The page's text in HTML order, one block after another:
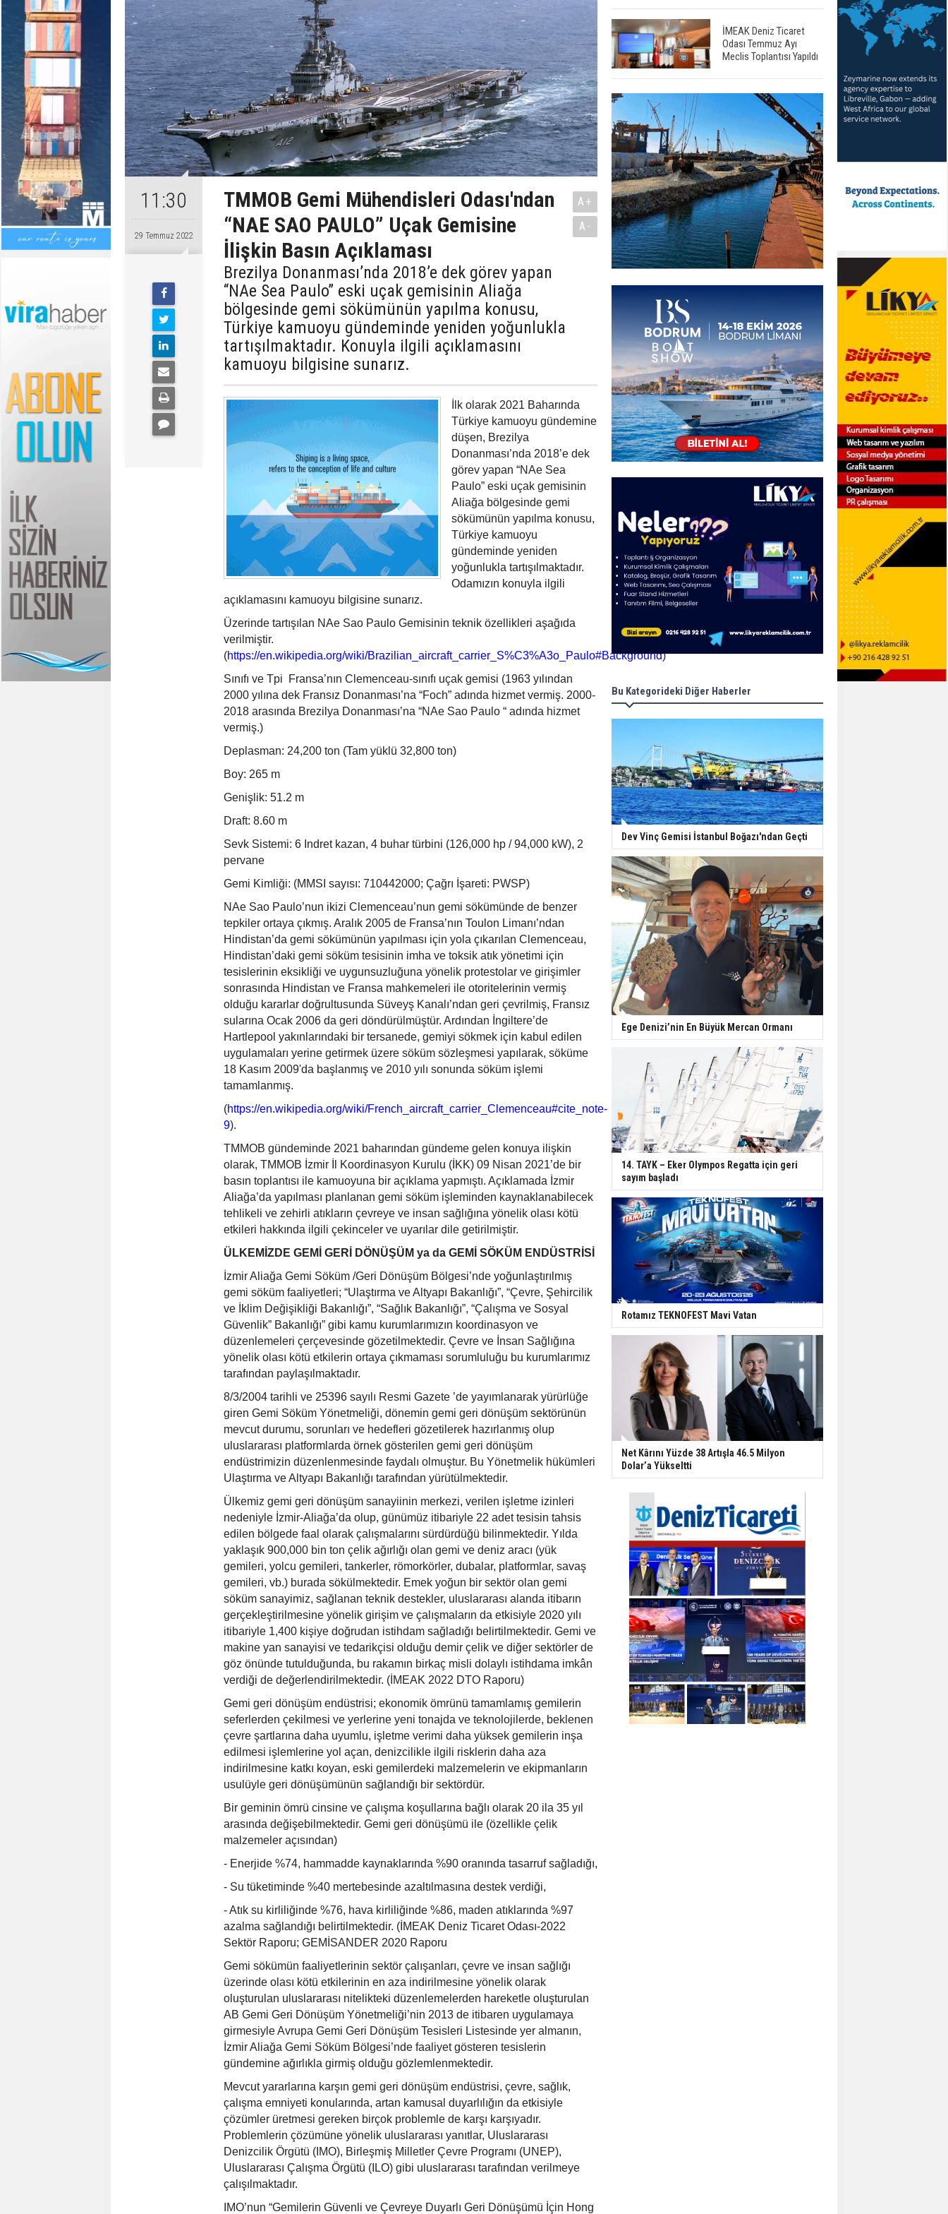
11:30
29 Temmuz 2022
TMMOB Gemi Mühendisleri Odası'ndan
“NAE SAO PAULO” Uçak Gemisine
İlişkin Basın Açıklaması
Brezilya Donanması’nda 2018’e dek görev yapan
“NAe Sea Paulo” eski uçak gemisinin Aliağa
bölgesinde gemi sökümünün yapılma konusu,
Türkiye kamuoyu gündeminde yeniden yoğunlukla
tartışılmaktadır. Konuyla ilgili açıklamasını
kamuoyu bilgisine sunarız.
A+
A-
İlk olarak 2021 Baharında
Türkiye kamuoyu gündemine
düşen, Brezilya
Donanması’nda 2018’e dek
görev yapan “NAe Sea
Paulo” eski uçak gemisinin
Aliağa bölgesinde gemi
sökümünün yapılma konusu,
Türkiye kamuoyu
gündeminde yeniden
yoğunlukla tartışılmaktadır.
Odamızın konuyla ilgili
açıklamasını kamuoyu bilgisine sunarız.
Üzerinde tartışılan NAe Sao Paulo Gemisinin teknik özellikleri aşağıda
verilmiştir.
(https://en.wikipedia.org/wiki/Brazilian_aircraft_carrier_S%C3%A3o_Paulo#Background)
Sınıfı ve Tpi Fransa’nın Clemenceau-sınıfı uçak gemisi (1963 yılından
2000 yılına dek Fransız Donanması’na “Foch” adında hizmet vermiş. 2000-
2018 arasında Brezilya Donanması’na “NAe Sao Paulo “ adında hizmet
vermiş.)
Deplasman: 24,200 ton (Tam yüklü 32,800 ton)
Boy: 265 m
Genişlik: 51.2 m
Draft: 8.60 m
Sevk Sistemi: 6 Indret kazan, 4 buhar türbini (126,000 hp / 94,000 kW), 2
pervane
Gemi Kimliği: (MMSI sayısı: 710442000; Çağrı İşareti: PWSP)
NAe Sao Paulo’nun ikizi Clemenceau’nun gemi sökümünde de benzer
tepkiler ortaya çıkmış. Aralık 2005 de Fransa’nın Toulon Limanı’ndan
Hindistan’da gemi sökümünün yapılması için yola çıkarılan Clemenceau,
Hindistan’daki gemi söküm tesisinin imha ve toksik atık yönetimi için
tesislerinin eksikliği ve uygunsuzluğuna yönelik protestolar ve girişimler
sonrasında Hindistan ve Fransa mahkemeleri ile otoritelerinin vermiş
olduğu kararlar doğrultusunda Süveyş Kanalı’ndan geri çevrilmiş, Fransız
sularına Ocak 2006 da geri döndürülmüştür. Ardından İngiltere’de
Hartlepool yakınlarındaki bir tersanede, gemiyi sökmek için kabul edilen
uygulamaları yerine getirmek üzere söküm sözleşmesi yapılarak, söküme
18 Kasım 2009'da başlanmış ve 2010 yılı sonunda söküm işlemi
tamamlanmış.
(https://en.wikipedia.org/wiki/French_aircraft_carrier_Clemenceau#cite_note-
9).
TMMOB gündeminde 2021 baharından gündeme gelen konuya ilişkin
olarak, TMMOB İzmir İl Koordinasyon Kurulu (İKK) 09 Nisan 2021’de bir
basın toplantısı ile kamuoyuna bir açıklama yapmıştı. Açıklamada İzmir
Aliağa’da yapılması planlanan gemi söküm işleminden kaynaklanabilecek
tehlikeli ve zehirli atıkların çevreye ve insan sağlığına yönelik olası kötü
etkileri hakkında ilgili çekinceler ve uyarılar dile getirilmiştir.
ÜLKEMİZDE GEMİ GERİ DÖNÜŞÜM ya da GEMİ SÖKÜM ENDÜSTRİSİ
İzmir Aliağa Gemi Söküm /Geri Dönüşüm Bölgesi’nde yoğunlaştırılmış
gemi söküm faaliyetleri; “Ulaştırma ve Altyapı Bakanlığı”, “Çevre, Şehircilik
ve İklim Değişikliği Bakanlığı”, “Sağlık Bakanlığı”, “Çalışma ve Sosyal
Güvenlik” Bakanlığı” gibi kamu kurumlarımızın koordinasyon ve
düzenlemeleri çerçevesinde gözetilmektedir. Çevre ve İnsan Sağlığına
yönelik olası kötü etkilerin ortaya çıkmaması sorumluluğu bu kurumlarımız
tarafından paylaşılmaktadır.
8/3/2004 tarihli ve 25396 sayılı Resmi Gazete ’de yayımlanarak yürürlüğe
giren Gemi Söküm Yönetmeliği, dönemin gemi geri dönüşüm sektörünün
mevcut durumu, sorunları ve hedefleri gözetilerek hazırlanmış olup
uluslararası platformlarda örnek gösterilen gemi geri dönüşüm
endüstrimizin düzenlenmesinde faydalı olmuştur. Bu Yönetmelik hükümleri
Ulaştırma ve Altyapı Bakanlığı tarafından yürütülmektedir.
Ülkemiz gemi geri dönüşüm sanayiinin merkezi, verilen işletme izinleri
nedeniyle İzmir-Aliağa’da olup, günümüz itibariyle 22 adet tesisin tahsis
edilen bölgede faal olarak çalışmalarını sürdürdüğü bilinmektedir. Yılda
yaklaşık 900,000 bin ton çelik ağırlığı olan gemi ve deniz aracı (yük
gemileri, yolcu gemileri, tankerler, römorkörler, dubalar, platformlar, savaş
gemileri, vb.) burada sökülmektedir. Emek yoğun bir sektör olan gemi
söküm sanayimiz, sağlanan teknik destekler, uluslararası alanda itibarın
gerçekleştirilmesine yönelik girişim ve çalışmaların da etkisiyle 2020 yılı
itibariyle 1,400 kişiye doğrudan istihdam sağladığı belirtilmektedir. Gemi ve
makine yan sanayisi ve tedarikçisi olduğu demir çelik ve diğer sektörler de
göz önünde tutulduğunda, bu rakamın birkaç misli dolaylı istihdama imkân
verdiği de değerlendirilmektedir. (İMEAK 2022 DTO Raporu)
Gemi geri dönüşüm endüstrisi; ekonomik ömrünü tamamlamış gemilerin
seferlerden çekilmesi ve yerlerine yeni tonajda ve teknolojilerde, beklenen
çevre şartlarına daha uyumlu, işletme verimi daha yüksek gemilerin inşa
edilmesi işlemlerine yol açan, denizcilikle ilgili risklerin daha aza
indirilmesine katkı koyan, eski gemilerdeki malzemelerin ve ekipmanların
usulüyle geri dönüşümünün sağlandığı bir sektördür.
Bir geminin ömrü cinsine ve çalışma koşullarına bağlı olarak 20 ila 35 yıl
arasında değişebilmektedir. Gemi geri dönüşümü ile (özellikle çelik
malzemeler açısından)
- Enerjide %74, hammadde kaynaklarında %90 oranında tasarruf sağladığı,
- Su tüketiminde %40 mertebesinde azaltılmasına destek verdiği,
- Atık su kirliliğinde %76, hava kirliliğinde %86, maden atıklarında %97
azalma sağlandığı belirtilmektedir. (İMEAK Deniz Ticaret Odası-2022
Sektör Raporu; GEMİSANDER 2020 Raporu
Gemi sökümün faaliyetlerinin sektör çalışanları, çevre ve insan sağlığı
üzerinde olası kötü etkilerinin en aza indirilmesine yönelik olarak
oluşturulan uluslararası nitelikteki düzenlemelerden hareketle oluşturulan
AB Gemi Geri Dönüşüm Yönetmeliği’nin 2013 de itibaren uygulamaya
girmesiyle Avrupa Gemi Geri Dönüşüm Tesisleri Listesinde yer almanın,
İzmir Aliağa Gemi Söküm Bölgesi’nde faaliyet gösteren tesislerin
gündemine ağırlıkla girmiş olduğu gözlemlenmektedir.
Mevcut yararlarına karşın gemi geri dönüşüm endüstrisi, çevre, sağlık,
çalışma emniyeti konularında, artan kamusal duyarlılığın da etkisiyle
çözümler üretmesi gereken birçok problemle de karşı karşıyadır.
Problemlerin çözümüne yönelik uluslararası yanıtlar, Uluslararası
Denizcilik Örgütü (IMO), Birleşmiş Milletler Çevre Programı (UNEP),
Uluslararası Çalışma Örgütü (ILO) gibi uluslararası tarafından verilmeye
çalışılmaktadır.
IMO’nun “Gemilerin Güvenli ve Çevreye Duyarlı Geri Dönüşümü İçin Hong
İMEAK Deniz Ticaret
Odası Temmuz Ayı
Meclis Toplantısı Yapıldı
Bu Kategorideki Diğer Haberler
Dev Vinç Gemisi İstanbul Boğazı'ndan Geçti
Ege Denizi’nin En Büyük Mercan Ormanı
14. TAYK – Eker Olympos Regatta için geri
sayım başladı
Rotamız TEKNOFEST Mavi Vatan
Net Kârını Yüzde 38 Artışla 46.5 Milyon
Dolar’a Yükseltti